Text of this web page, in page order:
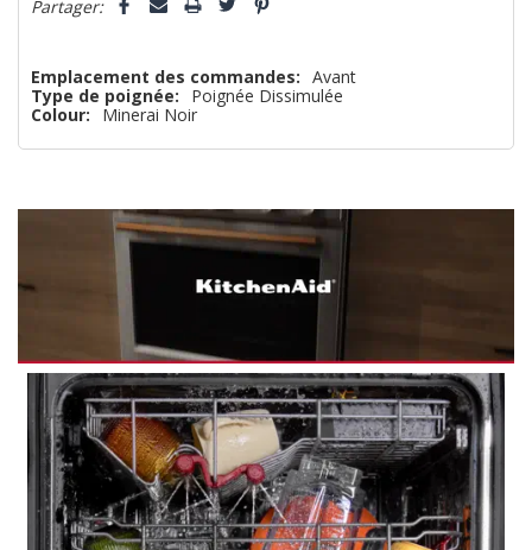
Partager:
Emplacement des commandes: Avant
Type de poignée:
Poignée Dissimulée
Colour:
Minerai Noir